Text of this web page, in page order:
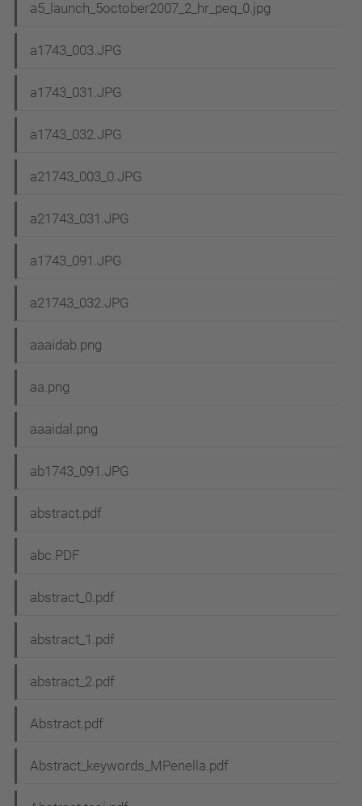
a5_launch_5october2007_2_hr_peq_0.jpg
a1743_003.JPG
a1743_031.JPG
a1743_032.JPG
a21743_003_0.JPG
a21743_031.JPG
a1743_091.JPG
a21743_032.JPG
aaaidab.png
aa.png
aaaidal.png
ab1743_091.JPG
abstract.pdf
abc.PDF
abstract_0.pdf
abstract_1.pdf
abstract_2.pdf
Abstract.pdf
Abstract_keywords_MPenella.pdf